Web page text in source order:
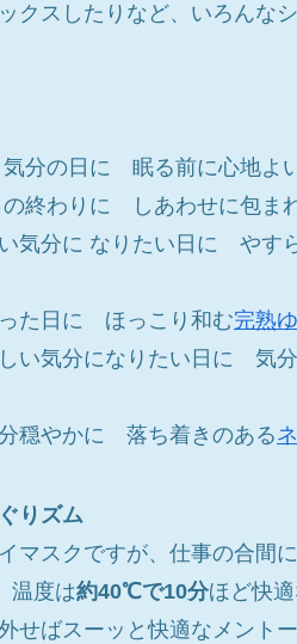
クスしたりなど、いろんな
気分の日に 眠る前に心地よ
の終わりに しあわせに包ま
気分に なりたい日に やす
た日に ほっこり和む完熟
い気分になりたい日に 気
穏やかに 落ち着きのある
りズム
マスクですが、仕事の合間
温度は約40℃で10分ほど快適
せばスーッと快適なメントー